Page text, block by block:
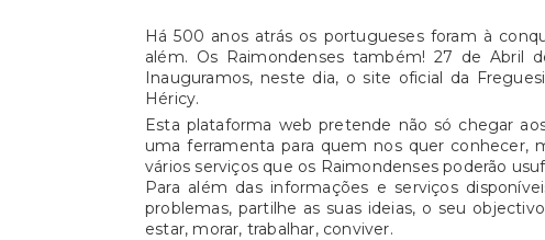
Há 500 anos atrás os portugueses foram à
além. Os Raimondenses também! 27 de Abril
Inauguramos, neste dia, o site oficial da
Héricy.
Esta plataforma web pretende não só chegar
uma ferramenta para quem nos quer conhecer,
vários serviços que os Raimondenses poderão
Para além das informações e serviços
problemas, partilhe as suas ideias, o seu
estar, morar, trabalhar, conviver.